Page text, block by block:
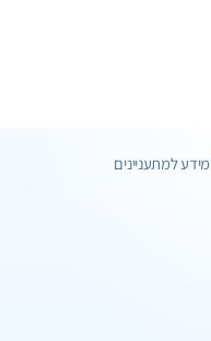
מידע למתעניינים